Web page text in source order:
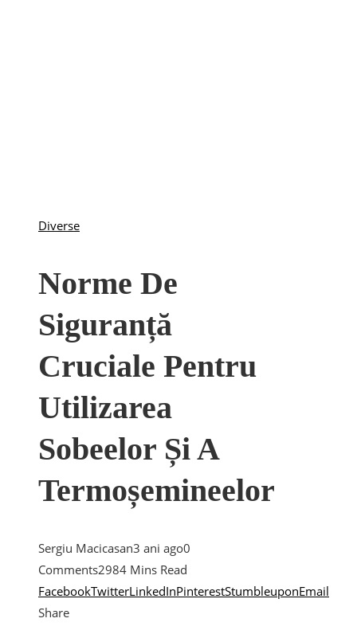
Diverse
Norme De
Siguranță
Cruciale Pentru
Utilizarea
Sobeelor Și A
Termoșemineelor
Sergiu Macicasan3 ani ago0
Comments2984 Mins Read
FacebookTwitterLinkedInPinterestStumbleuponEmail
Share